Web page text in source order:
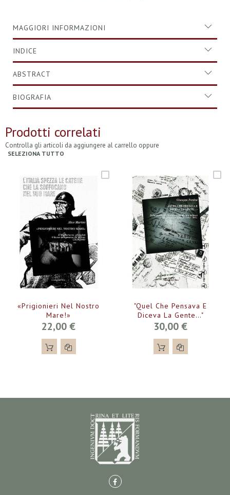
MAGGIORI INFORMAZIONI
INDICE
ABSTRACT
BIOGRAFIA
Prodotti correlati
Controlla gli articoli da aggiungere al carrello oppure
SELEZIONA TUTTO
«Prigionieri Nel Nostro
Mare!»
22,00 €
"Quel Che Pensava E
Diceva La Gente…"
30,00 €